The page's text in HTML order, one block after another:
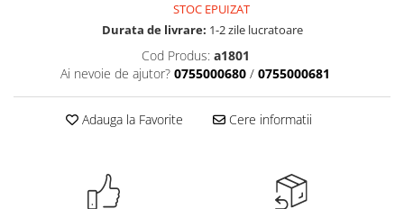
Snacksuri italiene
Bauturi italiene
Bauturi aperitive, alcoolice
STOC EPUIZAT
Durata de livrare: 1-2 zile lucratoare
Cod Produs: a1801
Ai nevoie de ajutor? 0755000680 / 0755000681
Adauga la Favorite Cere informatii